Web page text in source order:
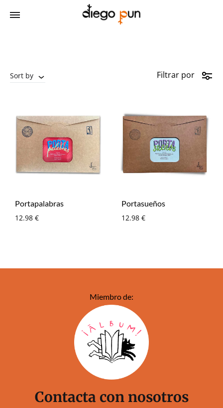
Sort by Filtrar por
Portapalabras
12.98 €
Portasueños
12.98 €
Miembro de:
Contacta con nosotros